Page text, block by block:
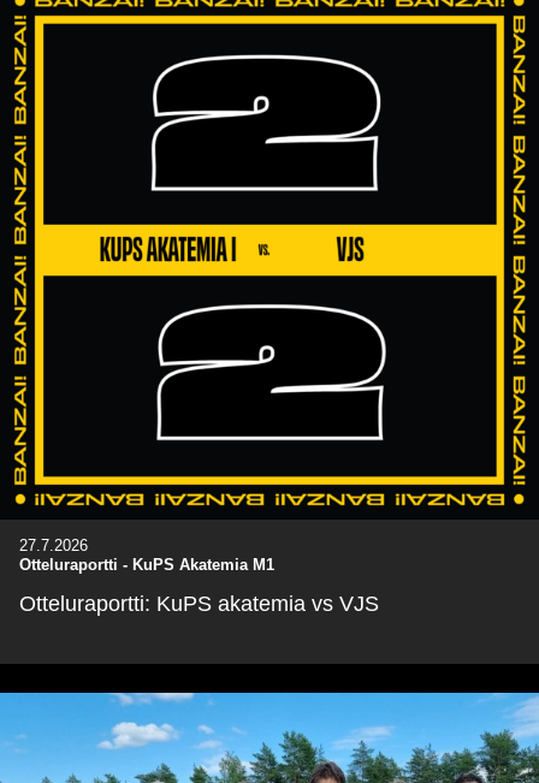
27.7.2026
Otteluraportti - KuPS Akatemia M1
Otteluraportti: KuPS akatemia vs VJS